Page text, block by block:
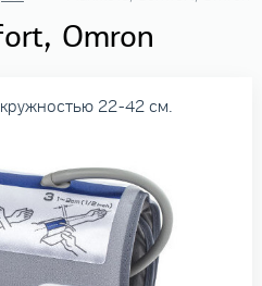
Omron
22-42 см.